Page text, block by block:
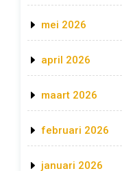
mei 2026
april 2026
maart 2026
februari 2026
januari 2026